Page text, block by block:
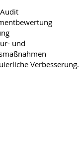
und
Verbesserung.